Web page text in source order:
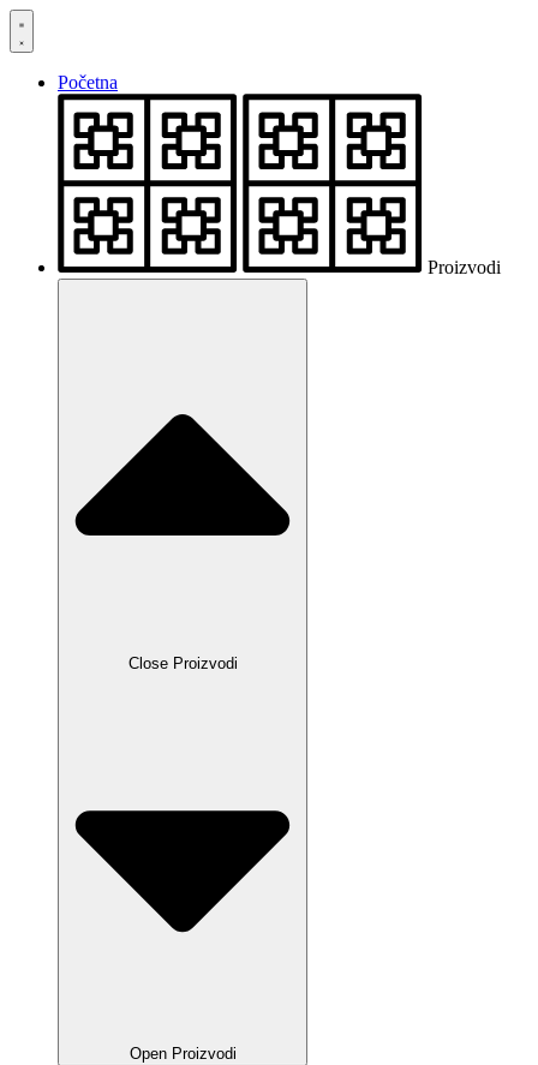
Skočite
na
Početna
Proizvodi
Close Proizvodi
Open Proizvodi